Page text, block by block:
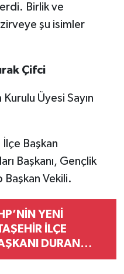
Birlik ve
şu isimler
Çifci
Kurulu Üyesi Sayın
İlçe Başkan
Başkanı, Gençlik
Başkan Vekili.
YENİ
İLÇE
DURAN
OLDU